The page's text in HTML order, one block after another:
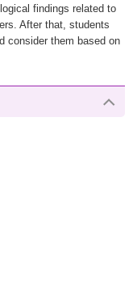
findings related to
After that, students
consider them based on